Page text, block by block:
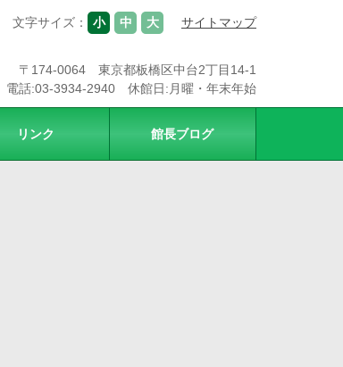
文字サイズ： 小 中 大 サイトマップ
〒174-0064 東京都板橋区中台2丁目14-1
電話:03-3934-2940 休館日:月曜・年末年始
リンク 館長ブログ